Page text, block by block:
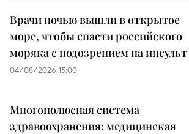
Врачи ночью вышли в открытое
море, чтобы спасти российского
моряка с подозрением на инсульт
04/08/2026 15:00
Многополюсная система
здравоохранения: медицинская